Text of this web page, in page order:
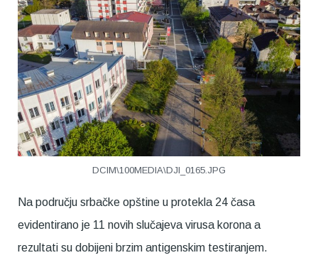
DCIM\100MEDIA\DJI_0165.JPG
Na području srbačke opštine u protekla 24 časa
evidentirano je 11 novih slučajeva virusa korona a
rezultati su dobijeni brzim antigenskim testiranjem.